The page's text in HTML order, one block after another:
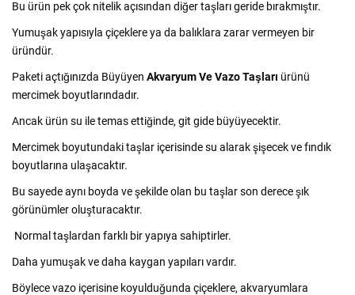
Bu ürün pek çok nitelik açısından diğer taşları geride bırakmıştır.
Yumuşak yapısıyla çiçeklere ya da balıklara zarar vermeyen bir
üründür.
Paketi açtığınızda Büyüyen Akvaryum Ve Vazo Taşları ürünü
mercimek boyutlarındadır.
Ancak ürün su ile temas ettiğinde, git gide büyüyecektir.
Mercimek boyutundaki taşlar içerisinde su alarak şişecek ve fındık
boyutlarına ulaşacaktır.
Bu sayede aynı boyda ve şekilde olan bu taşlar son derece şık
görünümler oluşturacaktır.
Normal taşlardan farklı bir yapıya sahiptirler.
Daha yumuşak ve daha kaygan yapıları vardır.
Böylece vazo içerisine koyulduğunda çiçeklere, akvaryumlara